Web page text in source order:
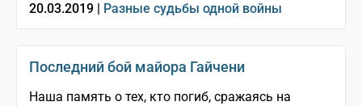
20.03.2019 | Разные судьбы одной войны
Последний бой майора Гайчени
Наша память о тех, кто погиб, сражаясь на